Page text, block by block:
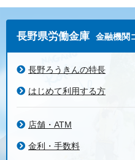
長野県労働金庫 金融機関
長野ろうきんの特長
はじめて利用する方
店舗・ATM
金利・手数料